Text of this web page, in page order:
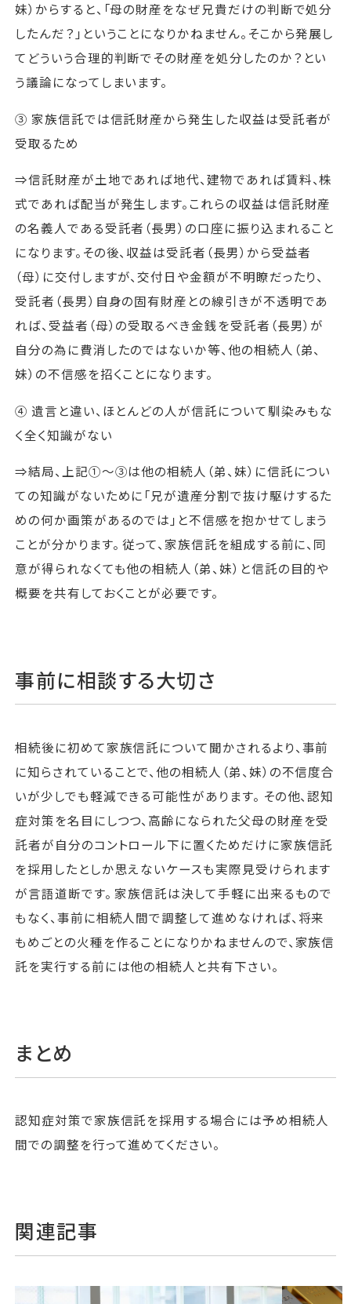
妹）からすると、「母の財産をなぜ兄貴だけの判断で処分
したんだ？」ということになりかねません。そこから発展し
てどういう合理的判断でその財産を処分したのか？とい
う議論になってしまいます。
③ 家族信託では信託財産から発生した収益は受託者が
受取るため
⇒信託財産が土地であれば地代、建物であれば賃料、株
式であれば配当が発生します。これらの収益は信託財産
の名義人である受託者（長男）の口座に振り込まれること
になります。その後、収益は受託者（長男）から受益者
（母）に交付しますが、交付日や金額が不明瞭だったり、
受託者（長男）自身の固有財産との線引きが不透明であ
れば、受益者（母）の受取るべき金銭を受託者（長男）が
自分の為に費消したのではないか等、他の相続人（弟、
妹）の不信感を招くことになります。
④ 遺言と違い、ほとんどの人が信託について馴染みもな
く全く知識がない
⇒結局、上記①～③は他の相続人（弟、妹）に信託につい
ての知識がないために「兄が遺産分割で抜け駆けするた
めの何か画策があるのでは」と不信感を抱かせてしまう
ことが分かります。 従って、家族信託を組成する前に、同
意が得られなくても他の相続人（弟、妹）と信託の目的や
概要を共有しておくことが必要です。
事前に相談する大切さ
相続後に初めて家族信託について聞かされるより、事前
に知らされていることで、他の相続人（弟、妹）の不信度合
いが少しでも軽減できる可能性があります。 その他、認知
症対策を名目にしつつ、高齢になられた父母の財産を受
託者が自分のコントロール下に置くためだけに家族信託
を採用したとしか思えないケースも実際見受けられます
が言語道断です。 家族信託は決して手軽に出来るもので
もなく、事前に相続人間で調整して進めなければ、将来
もめごとの火種を作ることになりかねませんので、家族信
託を実行する前には他の相続人と共有下さい。
まとめ
認知症対策で家族信託を採用する場合には予め相続人
間での調整を行って進めてください。
関連記事